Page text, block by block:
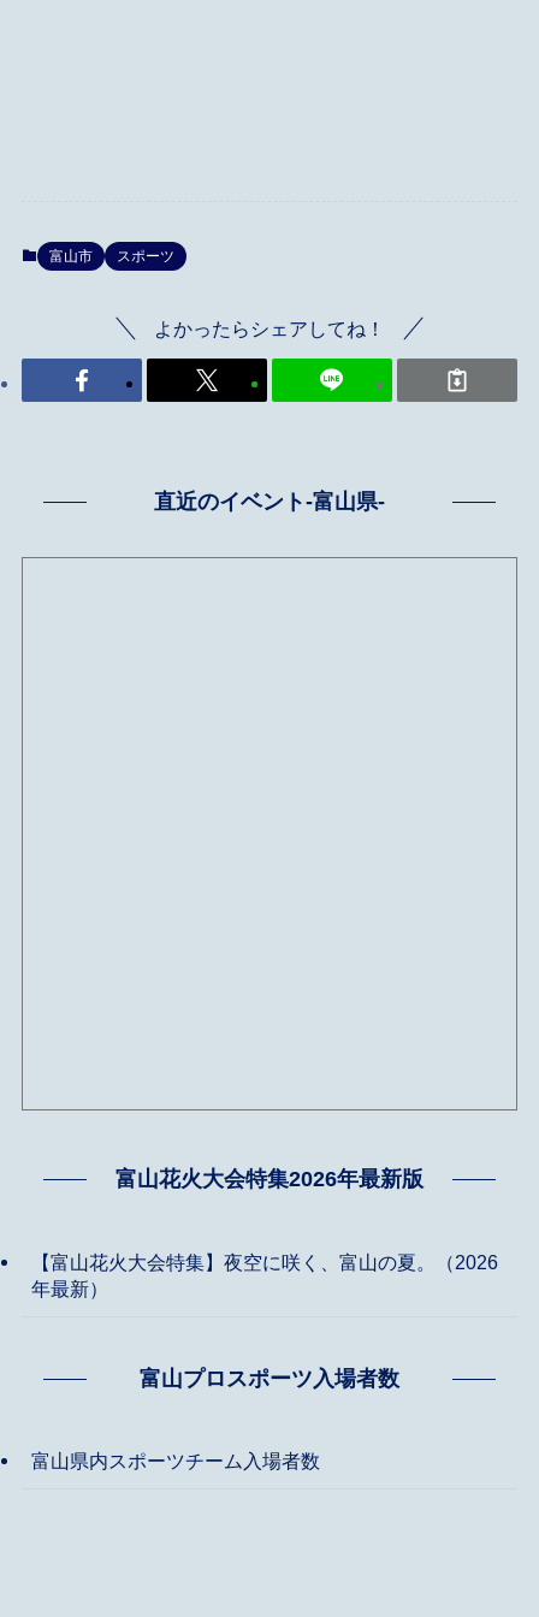
富山市 スポーツ
よかったらシェアしてね！
直近のイベント-富山県-
富山花火大会特集2026年最新版
【富山花火大会特集】夜空に咲く、富山の夏。（2026
年最新）
富山プロスポーツ入場者数
富山県内スポーツチーム入場者数